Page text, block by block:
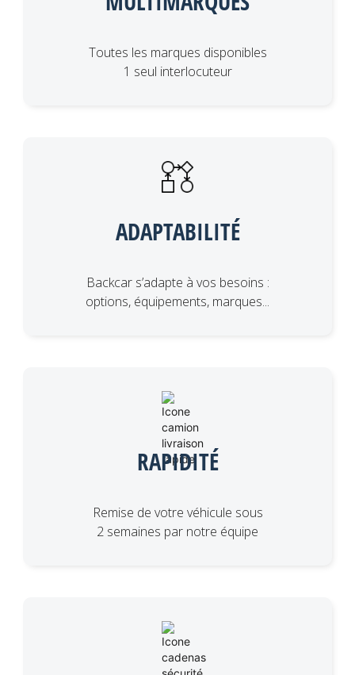
Toutes les marques disponibles
1 seul interlocuteur
ADAPTABILITÉ
Backcar s’adapte à vos besoins :
options, équipements, marques...
RAPIDITÉ
Remise de votre véhicule sous
2 semaines par notre équipe